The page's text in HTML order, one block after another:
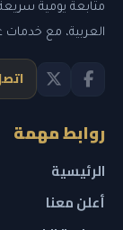
متابعة يومية سريعة
العربية، مع
روابط مهمة
الرئيسية
أعلن معنا